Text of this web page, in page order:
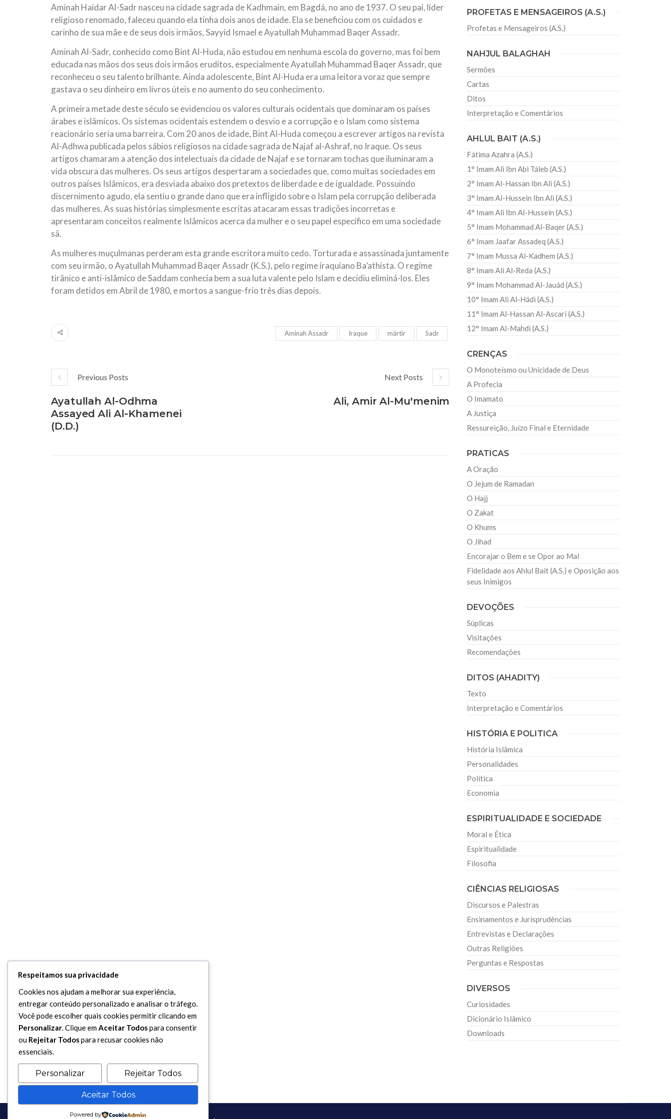
10 DE NOVEMBRO DE 2013
Falecimento do Imam Ali Ibn Al-Hussein (A.S.)
Em nome de Deus, o Clemente, o Misericordioso! Diante da data em que
relembramos o martírio do quarto Imam dos muçulmanos, o Imam Ali Ibn Al-
NOTÍCIAS
3 DE JULHO DE 2014
Centro Islâmico no Brasil recebe o ex-ministro das
Na noite da quinta-feira, 03 de Abril, o Centro Islâmico no Brasil recebeu em sua
sede, em São Paulo, o ex-ministro das Relações Exteriores da República Islâmica
do Irã, Sr. Kamal Kharrazi, que encontra-se visitando
Aminah Haidar Al-Sadr nasceu na cidade sagrada de Kadhmain, em Bagdá, no ano de 1937. O seu pai, líder
religioso renomado, faleceu quando ela tinha dois anos de idade. Ela se beneficiou com os cuidados e
carinho de sua mãe e de seus dois irmãos, Sayyid Ismael e Ayatullah Muhammad Baqer Assadr.
Aminah Al-Sadr, conhecido como Bint Al-Huda, não estudou em nenhuma escola do governo, mas foi bem
educada nas mãos dos seus dois irmãos eruditos, especialmente Ayatullah Muhammad Baqer Assadr, que
reconheceu o seu talento brilhante. Ainda adolescente, Bint Al-Huda era uma leitora voraz que sempre
gastava o seu dinheiro em livros úteis e no aumento do seu conhecimento.
A primeira metade deste século se evidenciou os valores culturais ocidentais que dominaram os países
árabes e islâmicos. Os sistemas ocidentais estendem o desvio e a corrupção e o Islam como sistema
reacionário seria uma barreira. Com 20 anos de idade, Bint Al-Huda começou a escrever artigos na revista
Al-Adhwa publicada pelos sábios religiosos na cidade sagrada de Najaf al-Ashraf, no Iraque. Os seus
artigos chamaram a atenção dos intelectuais da cidade de Najaf e se tornaram tochas que iluminaram a
vida obscura das mulheres. Os seus artigos despertaram a sociedades que, como muitas sociedades em
outros países Islâmicos, era desviada abaixo dos pretextos de liberdade e de igualdade. Possuindo
discernimento agudo, ela sentiu o grande dano que era infligido sobre o Islam pela corrupção deliberada
das mulheres. As suas histórias simplesmente escritas atacaram essas tradições incorretas e
apresentaram conceitos realmente Islâmicos acerca da mulher e o seu papel específico em uma sociedade
sã.
As mulheres muçulmanas perderam esta grande escritora muito cedo. Torturada e assassinada juntamente
com seu irmão, o Ayatullah Muhammad Baqer Assadr (K.S.), pelo regime iraquiano Ba’athista. O regime
tirânico e anti-islâmico de Saddam conhecia bem a sua luta valente pelo Islam e decidiu eliminá-los. Eles
foram detidos em Abril de 1980, e mortos a sangue-frio três dias depois.
Aminah Assadr Iraque mártir Sadr
Previous Posts
Ayatullah Al-Odhma
Assayed Ali Al-Khamenei
(D.D.)
Next Posts
Ali, Amir Al-Mu'menim
PROFETAS E MENSAGEIROS (A.S.)
Profetas e Mensageiros (A.S.)
NAHJUL BALAGHAH
Sermões
Cartas
Ditos
Interpretação e Comentários
AHLUL BAIT (A.S.)
Fátima Azahra (A.S.)
1° Imam Ali Ibn Abi Táleb (A.S.)
2° Imam Al-Hassan Ibn Ali (A.S.)
3° Imam Al-Hussein Ibn Ali (A.S.)
4° Imam Ali Ibn Al-Hussein (A.S.)
5° Imam Mohammad Al-Baqer (A.S.)
6° Imam Jaafar Assadeq (A.S.)
7° Imam Mussa Al-Kadhem (A.S.)
8° Imam Ali Al-Reda (A.S.)
9° Imam Mohammad Al-Jauád (A.S.)
10° Imam Ali Al-Hádi (A.S.)
11° Imam Al-Hassan Al-Ascari (A.S.)
12° Imam Al-Mahdi (A.S.)
CRENÇAS
O Monoteísmo ou Unicidade de Deus
A Profecia
O Imamato
A Justiça
Ressureição, Juízo Final e Eternidade
PRATICAS
A Oração
O Jejum de Ramadan
O Hajj
O Zakat
O Khums
O Jihad
Encorajar o Bem e se Opor ao Mal
Fidelidade aos Ahlul Bait (A.S.) e Oposição aos
seus Inimigos
DEVOÇÕES
Súplicas
Visitações
Recomendações
DITOS (AHADITY)
Texto
Interpretação e Comentários
HISTÓRIA E POLITICA
História Islâmica
Personalidades
Política
Economia
ESPIRITUALIDADE E SOCIEDADE
Moral e Ética
Espiritualidade
Filosofia
CIÊNCIAS RELIGIOSAS
Discursos e Palestras
Ensinamentos e Jurisprudências
Entrevistas e Declarações
Outras Religiões
Perguntas e Respostas
DIVERSOS
Curiosidades
Dicionário Islâmico
Downloads
Respeitamos sua privacidade
Cookies nos ajudam a melhorar sua experiência,
entregar conteúdo personalizado e analisar o tráfego.
Você pode escolher quais cookies permitir clicando em
Personalizar. Clique emAceitar Todospara consentir
ou Rejeitar Todospara recusar cookies não
essenciais.
Personalizar Rejeitar Todos
Aceitar Todos
Powered by